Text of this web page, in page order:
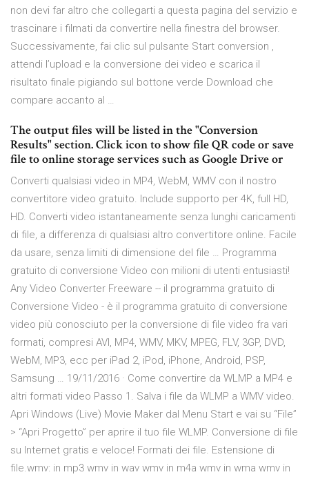
non devi far altro che collegarti a questa pagina del servizio e
trascinare i filmati da convertire nella finestra del browser.
Successivamente, fai clic sul pulsante Start conversion ,
attendi l’upload e la conversione dei video e scarica il
risultato finale pigiando sul bottone verde Download che
compare accanto al …
The output files will be listed in the "Conversion
Results" section. Click icon to show file QR code or save
file to online storage services such as Google Drive or
Converti qualsiasi video in MP4, WebM, WMV con il nostro
convertitore video gratuito. Include supporto per 4K, full HD,
HD. Converti video istantaneamente senza lunghi caricamenti
di file, a differenza di qualsiasi altro convertitore online. Facile
da usare, senza limiti di dimensione del file … Programma
gratuito di conversione Video con milioni di utenti entusiasti!
Any Video Converter Freeware -- il programma gratuito di
Conversione Video - è il programma gratuito di conversione
video più conosciuto per la conversione di file video fra vari
formati, compresi AVI, MP4, WMV, MKV, MPEG, FLV, 3GP, DVD,
WebM, MP3, ecc per iPad 2, iPod, iPhone, Android, PSP,
Samsung … 19/11/2016 · Come convertire da WLMP a MP4 e
altri formati video Passo 1. Salva i file da WLMP a WMV video.
Apri Windows (Live) Movie Maker dal Menu Start e vai su “File”
> “Apri Progetto” per aprire il tuo file WLMP. Conversione di file
su Internet gratis e veloce! Formati dei file. Estensione di
file.wmv: in mp3 wmv in wav wmv in m4a wmv in wma wmv in